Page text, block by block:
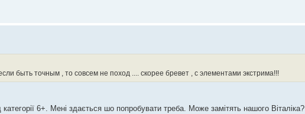
быть точным , то совсем не поход .... скорее бревет , с элементами экстрима!!!
6+. Мені здається шо попробувати треба. Може замітять нашого Віталіка?